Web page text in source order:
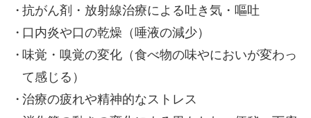
抗がん剤・放射線治療による吐き気・嘔吐
口内炎や口の乾燥（唾液の減少）
味覚・嗅覚の変化（食べ物の味やにおいが変わっ
て感じる）
治療の疲れや精神的なストレス